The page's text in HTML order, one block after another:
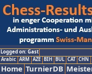
Logged on: Gast
Arabic ARM AZE BIH BUL CAT CHN
Home TurnierDB